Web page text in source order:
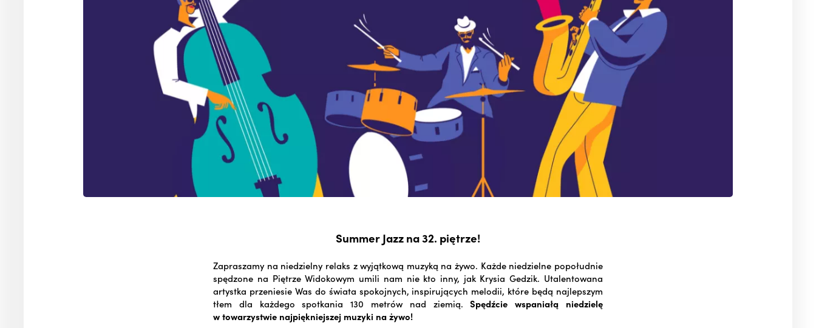
Summer Jazz na 32. piętrze!
Zapraszamy na niedzielny relaks z wyjątkową muzyką na żywo. Każde niedzielne popołudnie
spędzone na Piętrze Widokowym umili nam nie kto inny, jak Krysia Gedzik. Utalentowana
artystka przeniesie Was do świata spokojnych, inspirujących melodii, które będą najlepszym
tłem dla każdego spotkania 130 metrów nad ziemią.Spędźcie wspaniałą niedzielę
w towarzystwie najpiękniejszej muzyki na żywo!